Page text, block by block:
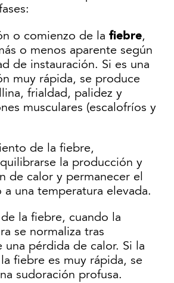
o comienzo de la fiebre,
o menos aparente según
de instauración. Si es una
muy rápida, se produce
frialdad, palidez y
musculares (escalofríos y
de la fiebre,
la producción y
de calor y permanecer el
a una temperatura elevada.
la fiebre, cuando la
se normaliza tras
una pérdida de calor. Si la
fiebre es muy rápida, se
sudoración profusa.